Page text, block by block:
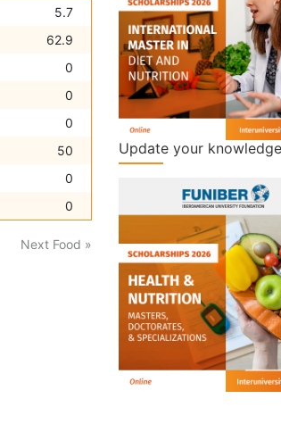
5.7
62.9
0
0
0
50
0
0
Next Food »
Update your knowledge